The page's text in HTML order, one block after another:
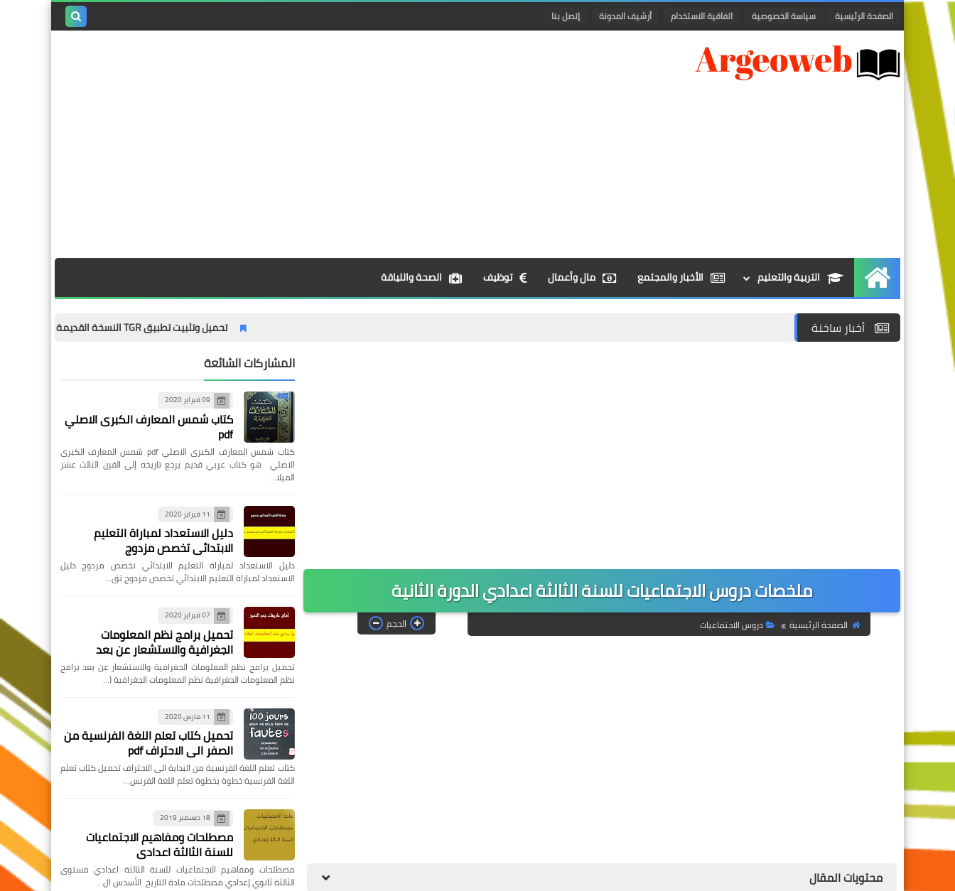
الصفحة الرئيسية سياسة الخصوصية اتفاقية الاستخدام أرشيف المدونة إتصل بنا
الرئيسية التربية والتعليم الأخبار والمجتمع مال وأعمال توظيف الصحة واللياقة
أخبار ساخنة تحميل وتثبيت تطبيق TGR النسخة القديمة – الدليل الشامل مع المميزات وطريقة التثبيت خطوة بخطوة
ملخصات دروس الاجتماعيات للسنة الثالثة اعدادي الدورة الثانية
الصفحة الرئيسية دروس الاجتماعيات الحجم
محتويات المقال
المشاركات الشائعة
09 فبراير 2020
كتاب شمس المعارف الكبرى الاصلي
pdf
كتاب شمس المعارف الكبرى الاصلي pdf شمس المعارف الكبرى
الاصلي هو كتاب عربي قديم يرجع تاريخه إلى القرن الثالث عشر
الميلا…
11 فبراير 2020
دليل الاستعداد لمباراة التعليم
الابتدائي تخصص مزدوج
دليل الاستعداد لمباراة التعليم الابتدائي تخصص مزدوج دليل
الاستعداد لمباراة التعليم الابتدائي تخصص مزدوج تق…
07 فبراير 2020
تحميل برامج نظم المعلومات
الجغرافية والاستشعار عن بعد
تحميل برامج نظم المعلومات الجغرافية والاستشعار عن بعد برامج
نظم المعلومات الجغرافية نظم المعلومات الجغرافية (…
11 مارس 2020
تحميل كتاب تعلم اللغة الفرنسية من
الصفر الى الاحتراف pdf
كتاب تعلم اللغة الفرنسية من البداية الى الاحتراف تحميل كتاب تعلم
اللغة الفرنسية خطوة بخطوة تعلم اللغة الفرنس…
18 ديسمبر 2019
مصطلحات ومفاهيم الاجتماعيات
للسنة الثالثة اعدادي
مصطلحات ومفاهيم الاجتماعيات للسنة الثالثة اعدادي مستوى
الثالثة ثانوي إعدادي مصطلحات مادة التاريخ الأسدس ال…